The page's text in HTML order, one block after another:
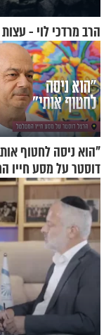
הרב מרדכי לוי -
"הוא ניסה לחטוף
דוסטר על מסע חייו